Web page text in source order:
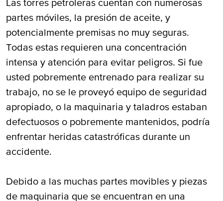
Las torres petroleras cuentan con numerosas
partes móviles, la presión de aceite, y
potencialmente premisas no muy seguras.
Todas estas requieren una concentración
intensa y atención para evitar peligros. Si fue
usted pobremente entrenado para realizar su
trabajo, no se le proveyó equipo de seguridad
apropiado, o la maquinaria y taladros estaban
defectuosos o pobremente mantenidos, podría
enfrentar heridas catastróficas durante un
accidente.
Debido a las muchas partes movibles y piezas
de maquinaria que se encuentran en una